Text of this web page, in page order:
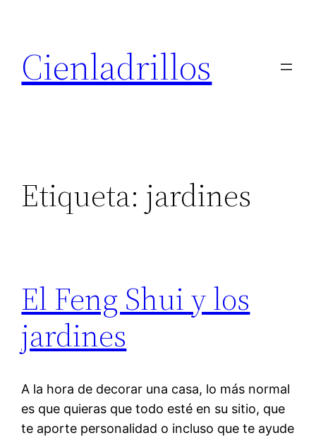
contenido
Cienladrillos
Etiqueta: jardines
El Feng Shui y los
jardines
A la hora de decorar una casa, lo más normal
es que quieras que todo esté en su sitio, que
te aporte personalidad o incluso que te ayude